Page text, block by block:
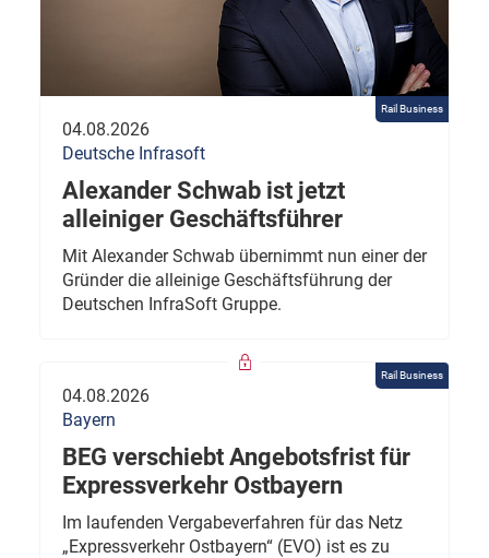
Rail Business
04.08.2026
Deutsche Infrasoft
Alexander Schwab ist jetzt
alleiniger Geschäftsführer
Mit Alexander Schwab übernimmt nun einer der
Gründer die alleinige Geschäftsführung der
Deutschen InfraSoft Gruppe.
Rail Business
04.08.2026
Bayern
BEG verschiebt Angebotsfrist für
Expressverkehr Ostbayern
Im laufenden Vergabeverfahren für das Netz
„Expressverkehr Ostbayern“ (EVO) ist es zu